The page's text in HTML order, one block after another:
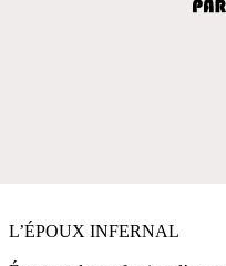
L’ÉPOUX INFERNAL